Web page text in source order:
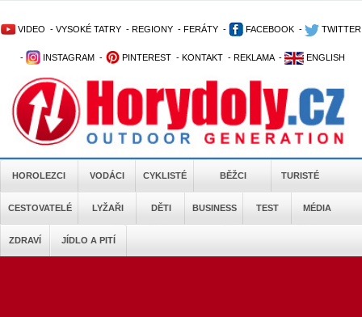
VIDEO - VYSOKÉ TATRY - REGIONY - FERÁTY - FACEBOOK - TWITTER
- INSTAGRAM - PINTEREST - KONTAKT - REKLAMA - ENGLISH
HOROLEZCI VODÁCI CYKLISTÉ BĚŽCI TURISTÉ
CESTOVATELÉ LYŽAŘI DĚTI BUSINESS TEST MÉDIA
ZDRAVÍ JÍDLO A PITÍ